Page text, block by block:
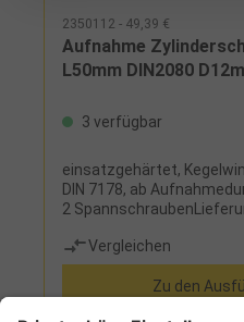
2350112 - 49,39 €
Aufnahme
L50mm DIN2080
3 verfügbar
einsatzgehärtet,
DIN 7178, ab
2
Vergleichen
Zu den